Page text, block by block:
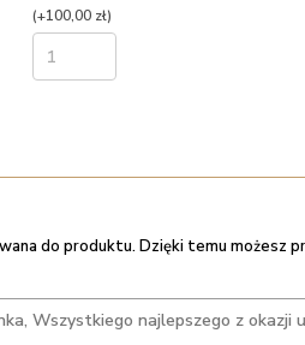
(+100,00 zł)
do produktu. Dzięki temu możesz